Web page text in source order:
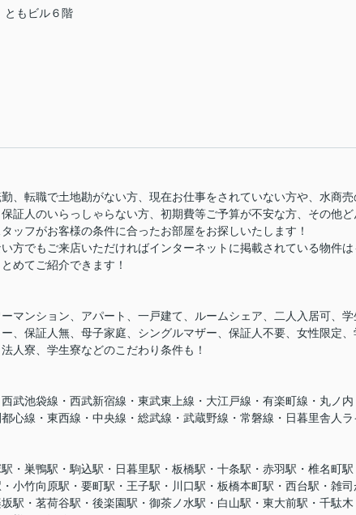
ともビル６階
、転職で土地勘がない方、現在お仕事をされていない方や、水商売
証人のいらっしゃらない方、初期費等ご予算が不安な方、その他ど
ッフがお客様の条件に合ったお部屋をお探しいたします！
方でもご来店いただければインターネットに掲載されている物件は
めてご紹介できます！
マンション、アパート、一戸建て、ルームシェア、二人入居可、学
、保証人無、母子家庭、シングルマザー、保証人不要、女性限定、
人寮、学生寮などのこだわり条件も！
武池袋線・西武新宿線・東武東上線・大江戸線・有楽町線・丸ノ内
心線・東西線・中央線・総武線・武蔵野線・常磐線・日暮里舎人ラ
・巣鴨駅・駒込駅・日暮里駅・板橋駅・十条駅・赤羽駅・椎名町駅
小竹向原駅・要町駅・王子駅・川口駅・板橋本町駅・西台駅・雑司
駅・茗荷谷駅・後楽園駅・御茶ノ水駅・白山駅・東大前駅・千駄木